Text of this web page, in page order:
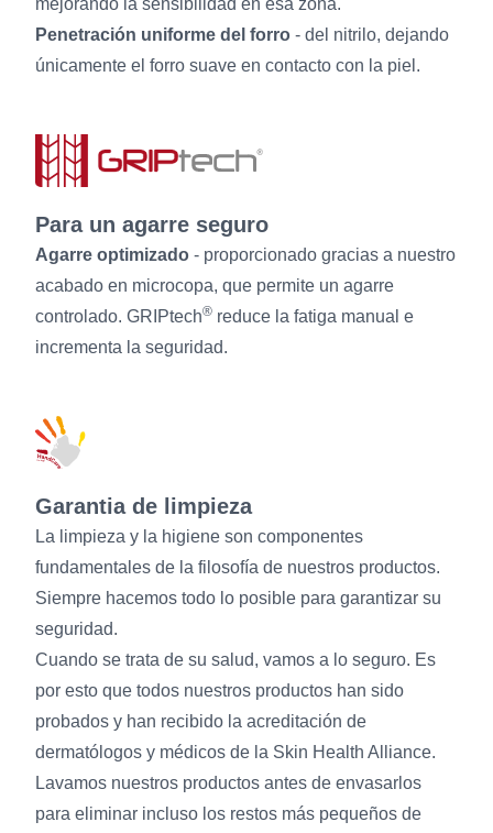
Penetración uniforme del forro - del nitrilo, dejando
únicamente el forro suave en contacto con la piel.
Para un agarre seguro
Agarre optimizado - proporcionado gracias a nuestro
acabado en microcopa, que permite un agarre
controlado. GRIPtech® reduce la fatiga manual e
incrementa la seguridad.
Garantia de limpieza
La limpieza y la higiene son componentes
fundamentales de la filosofía de nuestros productos.
Siempre hacemos todo lo posible para garantizar su
seguridad.
Cuando se trata de su salud, vamos a lo seguro. Es
por esto que todos nuestros productos han sido
probados y han recibido la acreditación de
dermatólogos y médicos de la Skin Health Alliance.
Lavamos nuestros productos antes de envasarlos
para eliminar incluso los restos más pequeños de